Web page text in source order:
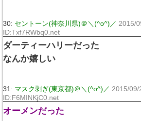
30: セントーン(神奈川県)＠＼(^o^)／ 2015/
ID:Txf7RWbq0.net
ダーティーハリーだった
なんか嬉しい
31: マスク剥ぎ(東京都)＠＼(^o^)／ 2015/09/
ID:F6MINKjC0.net
オーメンだった